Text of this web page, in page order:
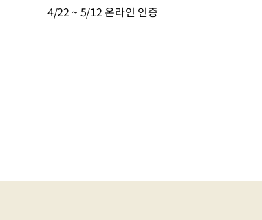
4/22 ~ 5/12온라인 인증